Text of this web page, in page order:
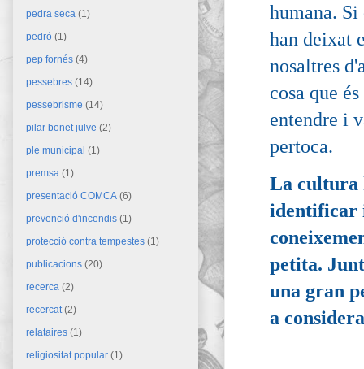
humana. Si
han deixat
nosaltres
cosa que
entendre i
pertoca.
La cultura
identificar
petita.
una gran
a
pedra seca (1)
pedró (1)
pep fornés (4)
pessebres (14)
pessebrisme (14)
pilar bonet julve (2)
ple municipal (1)
premsa (1)
presentació COMCA (6)
prevenció d'incendis (1)
protecció contra tempestes (1)
publicacions (20)
recerca (2)
recercat (2)
relataires (1)
religiositat popular (1)